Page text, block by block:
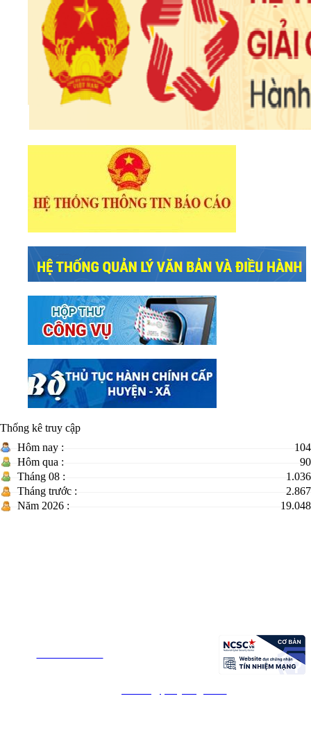
Thống kê truy cập
Hôm nay :
104
Hôm qua :
90
Tháng 08 :
1.036
Tháng trước :
2.867
Năm 2026 :
19.048